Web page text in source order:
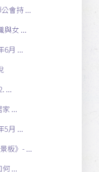
會持 ...
與女 ...
6月 ...
...
...
5月 ...
板》- ...
...